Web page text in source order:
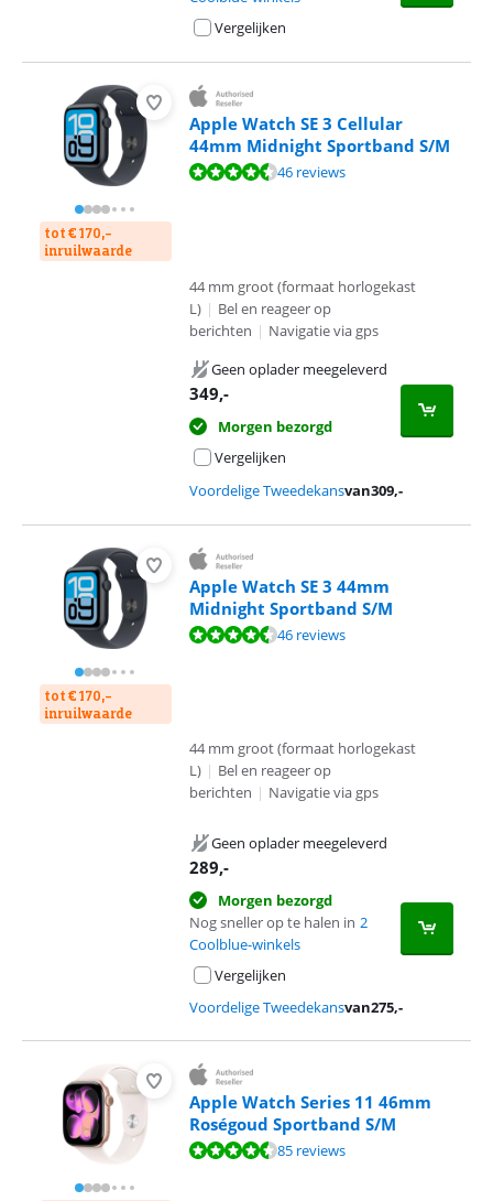
Vergelijken
tot € 170,-
inruilwaarde
Apple Watch SE 3 Cellular
44mm Midnight Sportband S/M
Beoordeling is 9,0 van de 10, gebaseerd op 46 reviews.
46 reviews
44 mm groot (formaat horlogekast
L) | Bel en reageer op
berichten | Navigatie via gps
Geen oplader meegeleverd
349,-
Morgen bezorgd
Vergelijken
Voordelige Tweedekansvan309,-
tot € 170,-
inruilwaarde
Apple Watch SE 3 44mm
Midnight Sportband S/M
Beoordeling is 9,0 van de 10, gebaseerd op 46 reviews.
46 reviews
44 mm groot (formaat horlogekast
L) | Bel en reageer op
berichten | Navigatie via gps
Geen oplader meegeleverd
289,-
Morgen bezorgd
Nog sneller op te halen in 2
Coolblue-winkels
Vergelijken
Voordelige Tweedekansvan275,-
Apple Watch Series 11 46mm
Roségoud Sportband S/M
Beoordeling is 9,2 van de 10, gebaseerd op 85 reviews.
85 reviews